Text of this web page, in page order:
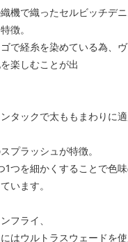
機で織ったセルビッチデ
徴。
で経糸を染めている為、
楽しむことが出
タックで太ももまわりに
プラッシュが特徴。
1つを細かくすることで色味
います。
フライ、
はウルトラスウェードを使